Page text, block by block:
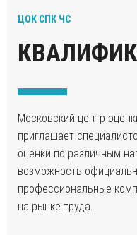
ЦОК СПК ЧС
Московский центр
приглашает
оценки по различным
возможность
профессиональные
на рынке труда.